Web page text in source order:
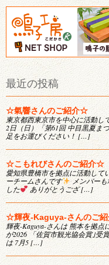
最近の投稿
☆氣響さんのご紹介☆
東京都西東京市を中心に活動し
2日（日）「第61回 中目黒夏ま
足をお運びください！ […]
☆こもれびさんのご紹介☆
愛知県豊橋市を拠点に活動して
ーチームさんです
メンバーも
した
ありがとうござ […]
☆輝夜-Kaguya-さんのご
輝夜-Kaguya-さんは 熊本を拠
が2026 「佐賀市観光協会賞｣受賞
は 7月5 […]